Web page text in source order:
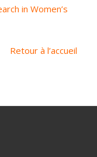
in Women’s
Retour à l’accueil